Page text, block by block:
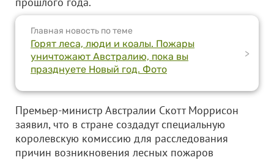
Главная новость по теме
Горят леса, люди и коалы. Пожары
уничтожают Австралию, пока вы
празднуете Новый год. Фото
>
Премьер-министр Австралии Скотт Моррисон
заявил, что в стране создадут специальную
королевскую комиссию для расследования
причин возникновения лесных пожаров